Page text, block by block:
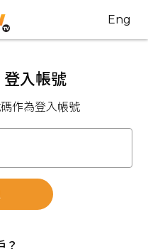
Eng
入帳號
作為登入帳號
？